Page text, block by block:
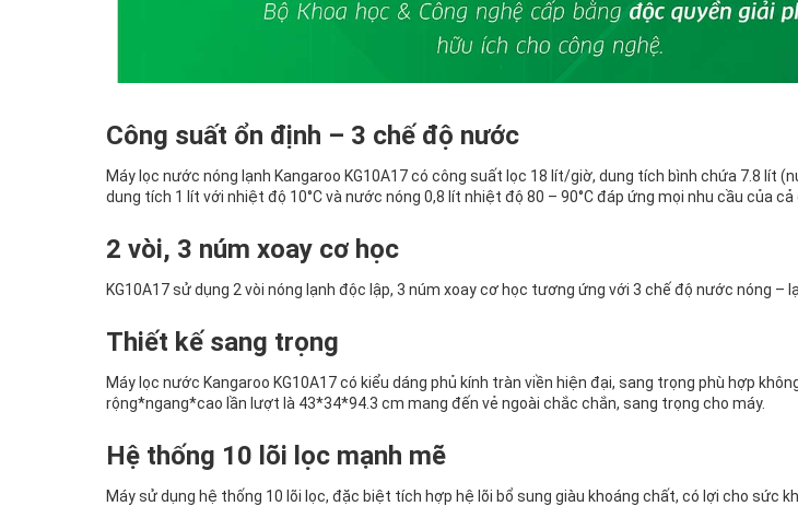
Công suất ổn định – 3 chế độ nước
Máy lọc nước nóng lạnh Kangaroo KG10A17 có công suất lọc 18 lít/giờ, dung tích bình chứa 7.8 lít
dung tích 1 lít với nhiệt độ 10°C và nước nóng 0,8 lít nhiệt độ 80 – 90°C đáp ứng mọi nhu cầu của cả
2 vòi, 3 núm xoay cơ học
KG10A17 sử dụng 2 vòi nóng lạnh độc lập, 3 núm xoay cơ học tương ứng với 3 chế độ nước nóng –
Thiết kế sang trọng
Máy lọc nước Kangaroo KG10A17 có kiểu dáng phủ kính tràn viền hiện đại, sang trọng phù hợp
rộng*ngang*cao lần lượt là 43*34*94.3 cm mang đến vẻ ngoài chắc chắn, sang trọng cho máy.
Hệ thống 10 lõi lọc mạnh mẽ
Máy sử dụng hệ thống 10 lõi lọc, đặc biệt tích hợp hệ lõi bổ sung giàu khoáng chất, có lợi cho sức